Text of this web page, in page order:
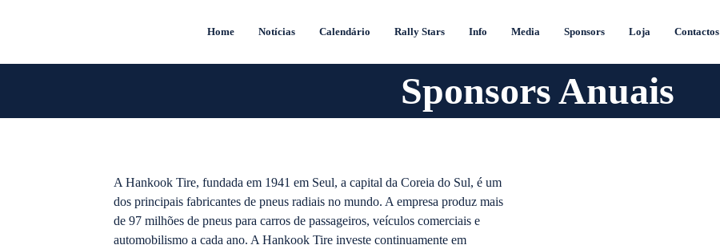
Home Notícias Calendário Rally Stars Info Media Sponsors Loja Contactos
Sponsors Anuais
A Hankook Tire, fundada em 1941 em Seul, a capital da Coreia do Sul, é um
dos principais fabricantes de pneus radiais no mundo. A empresa produz mais
de 97 milhões de pneus para carros de passageiros, veículos comerciais e
automobilismo a cada ano. A Hankook Tire investe continuamente em